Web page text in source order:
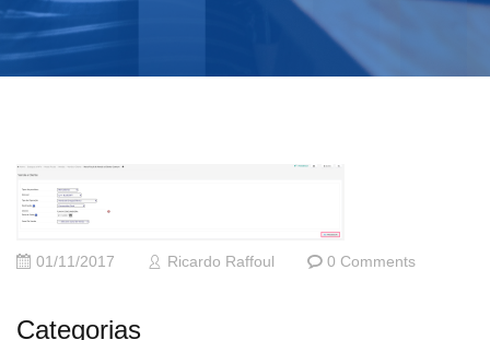
01/11/2017 Ricardo Raffoul 0 Comments
Categorias